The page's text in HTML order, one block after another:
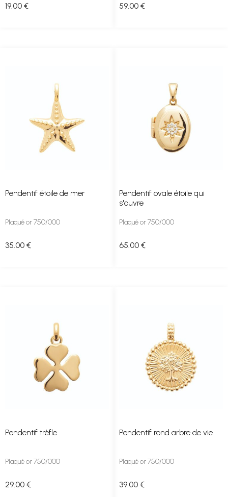
19.00 € 59.00 €
Pendentif étoile de mer
Plaqué or 750/000
35 .00 €
Pendentif ovale étoile qui
s'ouvre
Plaqué or 750/000
65 .00 €
Pendentif trèfle
Plaqué or 750/000
29.00 €
Pendentif rond arbre de vie
Plaqué or 750/000
39.00 €